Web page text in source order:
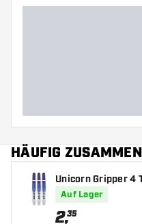
HÄUFIG
Unicorn Gripper 4
- Dart Shafts
Auf Lager
2,35